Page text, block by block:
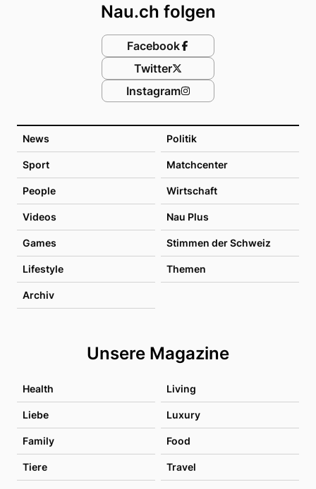
News Politik
Sport Matchcenter
People Wirtschaft
Videos Nau Plus
Games Stimmen der Schweiz
Lifestyle Themen
Archiv
Unsere Magazine
Health Living
Liebe Luxury
Family Food
Tiere Travel
Nau.ch folgen
Facebook
Twitter
Instagram